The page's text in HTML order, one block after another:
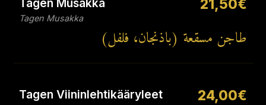
Tagen Musakka
21,50€
طاجن مسقعة (باذنجان، فلفل)
Tagen Viininlehtikääryleet 24,00€